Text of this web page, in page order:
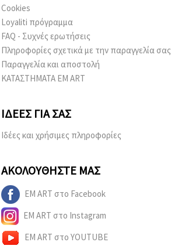
Cookies
Loyaliti πρόγραμμα
FAQ - Συχνές ερωτήσεις
Πληροφορίες σχετικά με την παραγγελία σας
Παραγγελία και αποστολή
ΚΑΤΑΣΤΗΜΑΤΑ EM ART
ΙΔΈΕΣ ΓΙΑ ΣΑΣ
Ιδέες και χρήσιμες πληροφορίες
ΑΚΟΛΟΥΘΉΣΤΕ ΜΑΣ
EM ART στο Facebook
EM ART στο Instagram
EM ART στο YOUTUBE